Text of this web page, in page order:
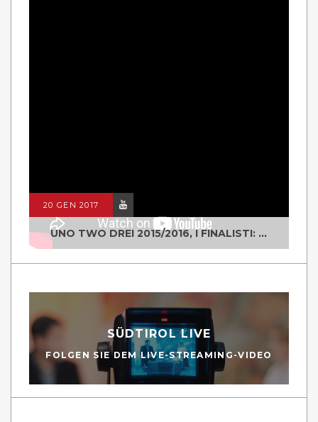
20 GEN 2017
UNO TWO DREI 2015/2016, I FINALISTI: CLASSE IV ALS ISTITUTO "DEGASPERI" BORGO VALSUGANA
SÜDTIROL LIVE
FOLGEN SIE DEM LIVE-STREAMING-VIDEO